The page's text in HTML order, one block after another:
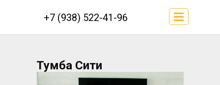
+7 (938) 522-41-96
Тумба Сити